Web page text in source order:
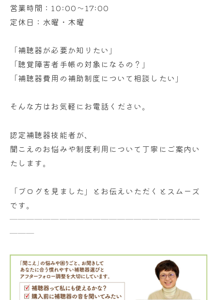
営業時間：10:00〜17:00
定休日：水曜・木曜
「補聴器が必要か知りたい」
「聴覚障害者手帳の対象になるの？」
「補聴器費用の補助制度について相談したい」
そんな方はお気軽にお電話ください。
認定補聴器技能者が、
聞こえのお悩みや制度利用について丁寧にご案内い
たします。
「ブログを見ました」とお伝えいただくとスムーズ
です。
───────────────────────
───